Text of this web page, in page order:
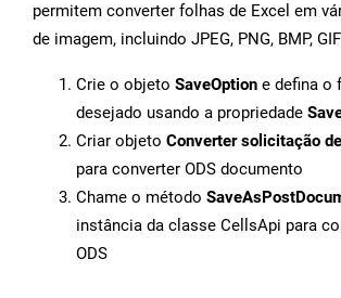
permitem converter folhas de Excel em
de imagem, incluindo JPEG, PNG, BMP,
Crie o objeto SaveOption e defina o
desejado usando a propriedade
Criar objeto Converter solicitação
para converter ODS documento
Chame o método
instância da classe CellsApi para
ODS